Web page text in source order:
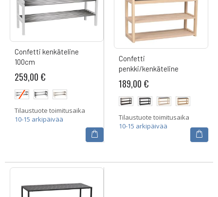
Confetti kenkäteline
100cm
259,00 €
Tilaustuote toimitusaika
10-15 arkipäivää
Confetti
penkki/kenkäteline
189,00 €
Tilaustuote toimitusaika
10-15 arkipäivää